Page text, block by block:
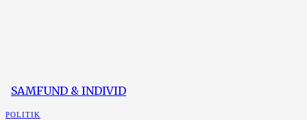
SAMFUND & INDIVID
POLITIK